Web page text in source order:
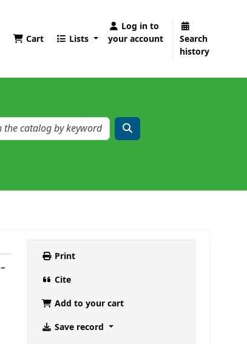
Cart Lists
Log in to
your account
Search
history
Print
Cite
Add to your cart
Save record